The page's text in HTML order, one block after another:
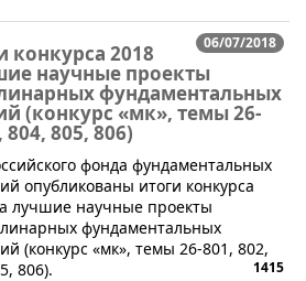
06/07/2018
2018
научные проекты
фундаментальных
(конкурс «мк», темы 26-
804, 805, 806)
фонда фундаментальных
опубликованы итоги конкурса
лучшие научные проекты
фундаментальных
(конкурс «мк», темы 26-801, 802,
806).
1415